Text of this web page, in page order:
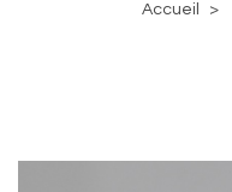
Accueil